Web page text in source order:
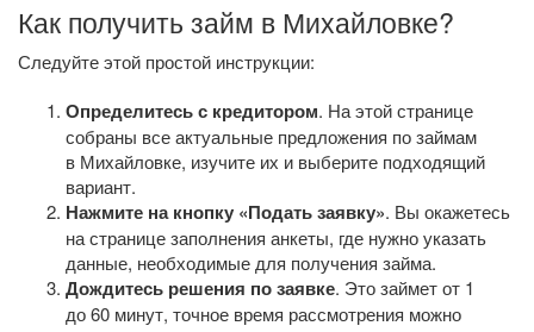
Как получить займ в Михайловке?
Следуйте этой простой инструкции:
Определитесь с кредитором. На этой странице
собраны все актуальные предложения по займам
в Михайловке, изучите их и выберите подходящий
вариант.
Нажмите на кнопку «Подать заявку». Вы окажетесь
на странице заполнения анкеты, где нужно указать
данные, необходимые для получения займа.
Дождитесь решения по заявке. Это займет от 1
до 60 минут, точное время рассмотрения можно